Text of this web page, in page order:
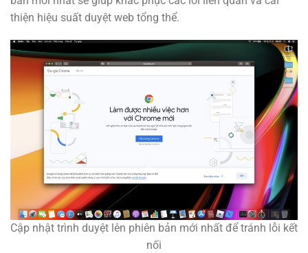
thiện hiệu suất duyệt web tổng thể.
Cập nhật trình duyệt lên phiên bản mới nhất để tránh lỗi kết
nối